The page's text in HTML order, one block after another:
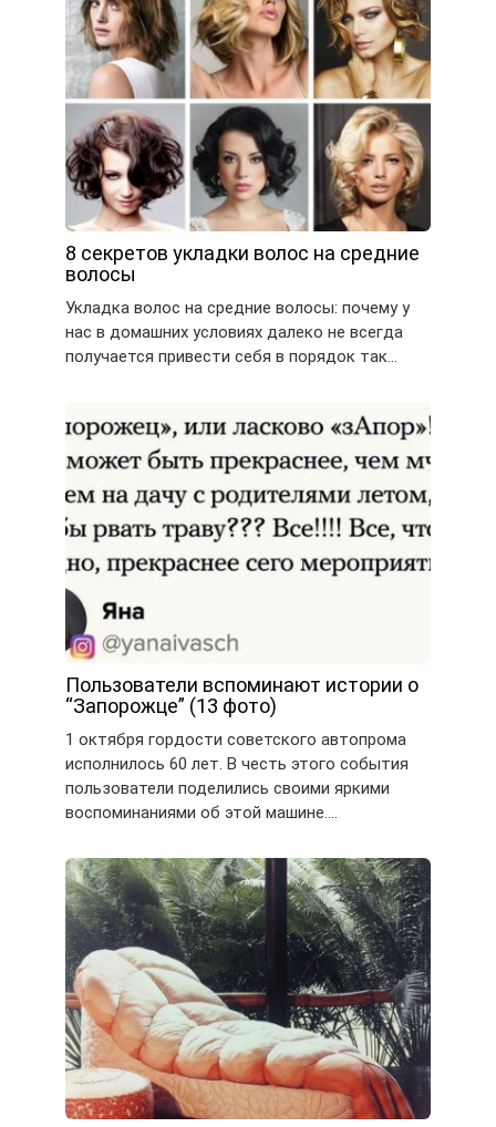
8 секретов укладки волос на средние
волосы
Укладка волос на средние волосы: почему у
нас в домашних условиях далеко не всегда
получается привести себя в порядок так…
Пользователи вспоминают истории о
“Запорожце” (13 фото)
1 октября гордости советского автопрома
исполнилось 60 лет. В честь этого события
пользователи поделились своими яркими
воспоминаниями об этой машине….